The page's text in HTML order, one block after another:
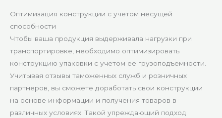
Оптимизация конструкции с учетом несущей
способности
Чтобы ваша продукция выдерживала нагрузки при
транспортировке, необходимо оптимизировать
конструкцию упаковки с учетом ее грузоподъемности.
Учитывая отзывы таможенных служб и розничных
партнеров, вы сможете доработать свои конструкции
на основе информации и получения товаров в
различных условиях. Такой упреждающий подход